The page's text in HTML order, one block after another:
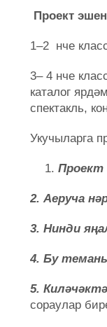
Проект
1–2 нче
3– 4 нче
каталог
спектакль,
Укучыларга
Проект
2. Аеруча
3. Нинди
4. Бу
5.
сораулар